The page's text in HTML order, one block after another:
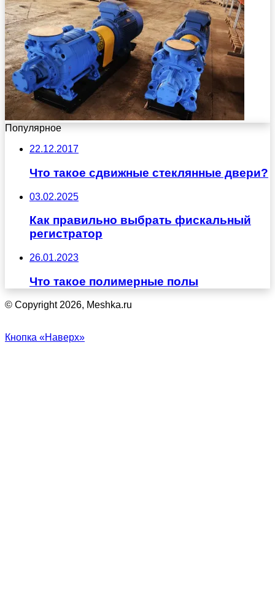
Популярное
22.12.2017
Что такое сдвижные стеклянные двери?
03.02.2025
Как правильно выбрать фискальный
регистратор
26.01.2023
Что такое полимерные полы
© Copyright 2026, Meshka.ru
Кнопка «Наверх»